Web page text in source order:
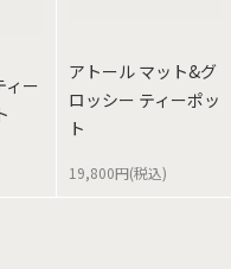
ィー
アトール マット&グ
ロッシー ティーポッ
ト
19,800円(税込)